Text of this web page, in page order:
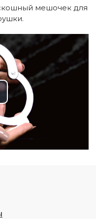
мешочек для